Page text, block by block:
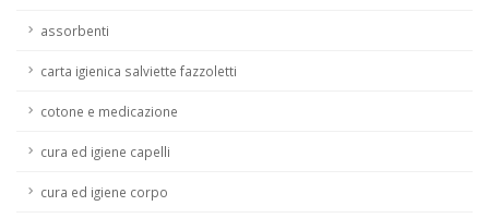
assorbenti
carta igienica salviette fazzoletti
cotone e medicazione
cura ed igiene capelli
cura ed igiene corpo